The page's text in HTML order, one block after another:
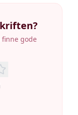
gode